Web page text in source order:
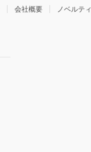
会社概要 ノベルティ